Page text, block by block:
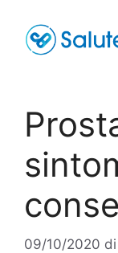
contenuto
09/10/2020 di